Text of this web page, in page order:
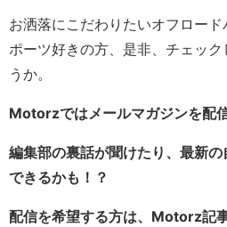
お洒落にこだわりたいオフロー
ポーツ好きの方、是非、チェッ
うか。
Motorzではメールマガジンを配
編集部の裏話が聞けたり、最新
できるかも！？
配信を希望する方は、Motorz記